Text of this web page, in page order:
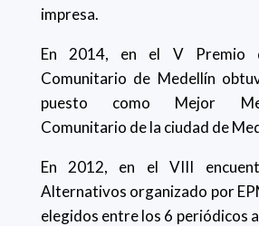
impresa.
En 2014, en el V Premio
Comunitario de Medellín
puesto como Mejor
Comunitario de la ciudad de
En 2012, en el VIII
Alternativos organizado por
elegidos entre los 6 periódicos